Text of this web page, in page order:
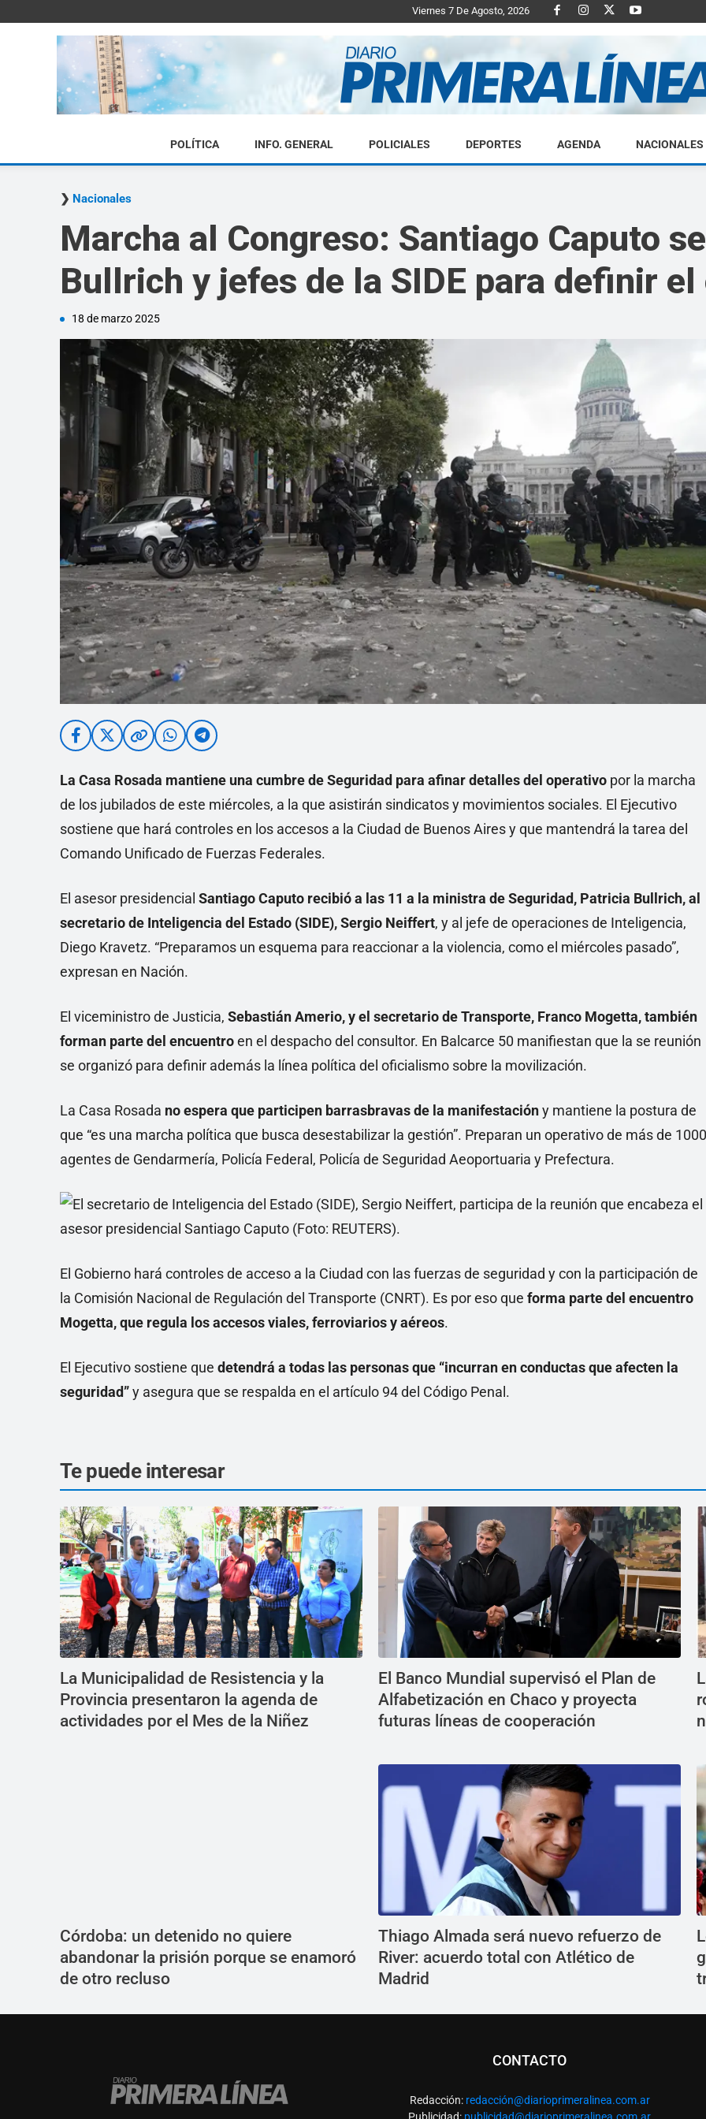
Viernes 7 De Agosto, 2026
Diario
Primera
POLÍTICA INFO. GENERAL POLICIALES DEPORTES AGENDA NACIONALES
Nacionales
Marcha al Congreso: Santiago Caputo
Bullrich y jefes de la SIDE para definir
18 de marzo 2025
La Casa Rosada mantiene una cumbre deSeguridad para afinar detalles del operativo por la marcha
de los jubilados de este miércoles, a la que asistirán sindicatos y movimientos sociales. El Ejecutivo
sostiene que hará controles en los accesos a la Ciudad de Buenos Aires y que mantendrá la tarea del
Comando Unificado de Fuerzas Federales.
El asesor presidencial Santiago Caputo recibió a las 11 a la ministra de Seguridad, Patricia Bullrich, al
secretario de Inteligencia del Estado (SIDE), Sergio Neiffert, y al jefe de operaciones de Inteligencia,
Diego Kravetz. “Preparamos un esquema para reaccionar a la violencia, como el miércoles pasado”,
expresan en Nación.
El viceministro de Justicia, Sebastián Amerio, y el secretario de Transporte, Franco Mogetta, también
forman parte del encuentroen el despacho del consultor. En Balcarce 50 manifiestan que la se reunión
se organizó para definir además la línea política del oficialismo sobre la movilización.
La Casa Rosada no espera que participen barrasbravas de la manifestacióny mantiene la postura de
que “es una marcha política que busca desestabilizar la gestión”. Preparan un operativo de más de 1000
agentes de Gendarmería, Policía Federal, Policía de Seguridad Aeoportuaria y Prefectura.
El Gobierno hará controles de acceso a la Ciudad con las fuerzas de seguridad y con la participación de
la Comisión Nacional de Regulación del Transporte (CNRT). Es por eso que forma parte del encuentro
Mogetta, que regula los accesos viales, ferroviarios y aéreos.
El Ejecutivo sostiene que detendrá a todas las personas que “incurran en conductas que afecten la
seguridad”y asegura que se respalda en el artículo 94 del Código Penal.
Te puede interesar
La Municipalidad de Resistencia y la
Provincia presentaron la agenda de
actividades por el Mes de la Niñez
El Banco Mundial supervisó el Plan de
Alfabetización en Chaco y proyecta
futuras líneas de cooperación
Córdoba: un detenido no quiere
abandonar la prisión porque se enamoró
de otro recluso
Thiago Almada será nuevo refuerzo de
River: acuerdo total con Atlético de
Madrid
CONTACTO
Redacción: redacción@diarioprimeralinea.com.ar